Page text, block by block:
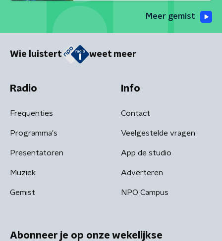
Meer gemist
Wie luistert weet meer
Radio
Frequenties
Programma's
Presentatoren
Muziek
Gemist
Info
Contact
Veelgestelde vragen
App de studio
Adverteren
NPO Campus
Abonneer je op onze wekelijkse